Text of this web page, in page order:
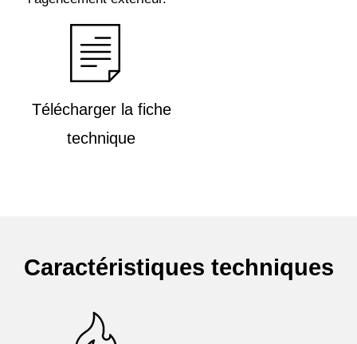
Télécharger la fiche
technique
Caractéristiques techniques